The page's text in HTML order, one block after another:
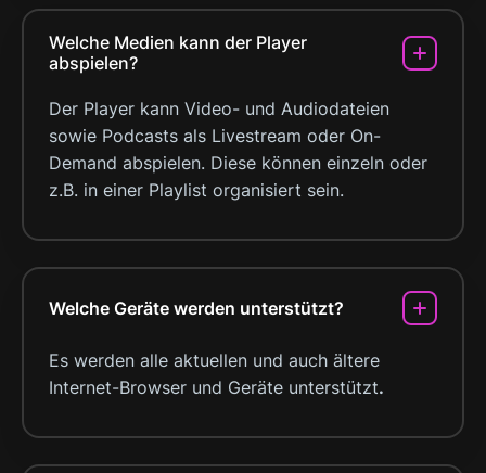
Welche Medien kann der Player
abspielen?
Der Player kann Video- und Audiodateien
sowie Podcasts als Livestream oder On-
Demand abspielen. Diese können einzeln oder
z.B. in einer Playlist organisiert sein.
Welche Geräte werden unterstützt?
Es werden alle aktuellen und auch ältere
Internet-Browser und Geräte unterstützt.